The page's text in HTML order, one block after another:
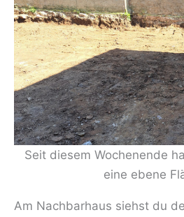
Seit diesem Wochenende
eine ebene
Am Nachbarhaus siehst du